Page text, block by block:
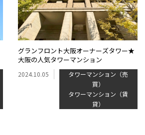
グランフロント大阪オーナーズタワー★
大阪の人気タワーマンション
2024.10.05
タワーマンション（売
買）
タワーマンション（賃
貸）